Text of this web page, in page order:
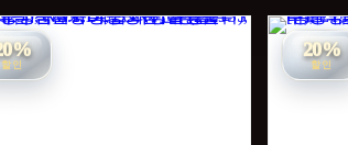
할인
20%
할인